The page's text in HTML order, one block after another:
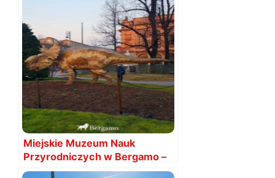
Miejskie Muzeum Nauk
Przyrodniczych w Bergamo –
cennik, bilety, godziny otwarcia